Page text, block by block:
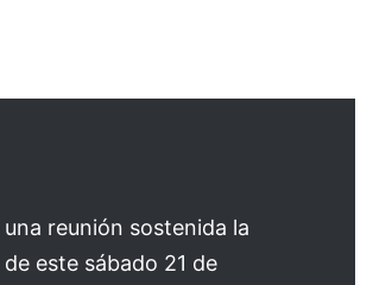
reunión sostenida la
este sábado 21 de